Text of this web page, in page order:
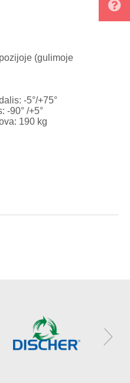
(gulimoje
-5°/+75°
-90° /+5°
190 kg